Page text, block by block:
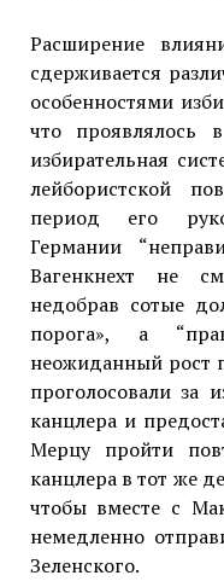
Расширение
сдерживается
особенностями
что проявлялось
избирательная
лейбористской
период его
Германии
Вагенкнехт не
недобрав сотые
порога», а
неожиданный рост
проголосовали за
канцлера и
Мерцу пройти
канцлера в тот же
чтобы вместе с
немедленно
Зеленского.